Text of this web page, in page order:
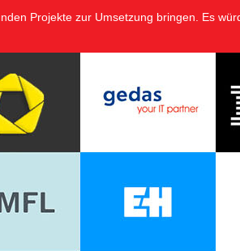
Projekte zur Umsetzung bringen. Es